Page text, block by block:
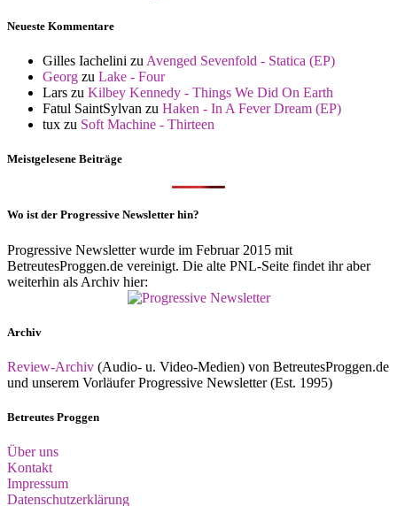
Neueste Kommentare
Gilles Iachelini zu Avenged Sevenfold - Statica (EP)
Georg zu Lake - Four
Lars zu Kilbey Kennedy - Things We Did On Earth
Fatul SaintSylvan zu Haken - In A Fever Dream (EP)
tux zu Soft Machine - Thirteen
Meistgelesene Beiträge
Wo ist der Progressive Newsletter hin?
Progressive Newsletter wurde im Februar 2015 mit
BetreutesProggen.de vereinigt. Die alte PNL-Seite findet ihr aber
weiterhin als Archiv hier:
Archiv
Review-Archiv (Audio- u. Video-Medien) von BetreutesProggen.de
und unserem Vorläufer Progressive Newsletter (Est. 1995)
Betreutes Proggen
Über uns
Kontakt
Impressum
Datenschutzerklärung